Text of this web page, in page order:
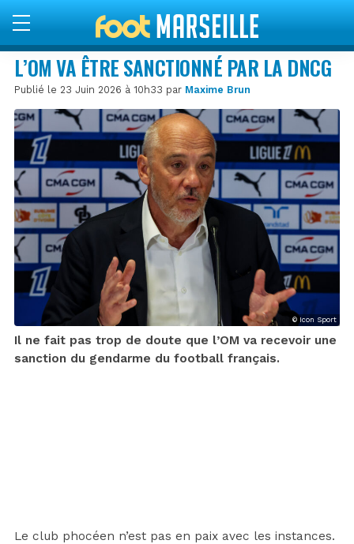
L’OM VA ÊTRE SANCTIONNÉ PAR LA DNCG
Publié le 23 Juin 2026 à 10h33 par Maxime Brun
© Icon Sport
Il ne fait pas trop de doute que l’OM va recevoir une
sanction du gendarme du football français.
Le club phocéen n’est pas en paix avec les instances.